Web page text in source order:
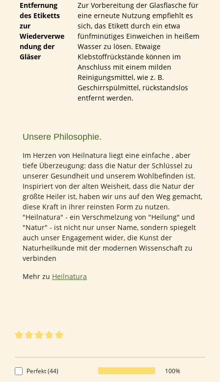
Entfernung
des Etiketts
zur
Wiederverwe
ndung der
Gläser
Zur Vorbereitung der Glasflasche für
eine erneute Nutzung empfiehlt es
sich, das Etikett durch ein etwa
fünfminütiges Einweichen in heißem
Wasser zu lösen. Etwaige
Klebstoffrückstände können im
Anschluss mit einem milden
Reinigungsmittel, wie z. B.
Geschirrspülmittel, rückstandslos
entfernt werden.
Unsere Philosophie.
Im Herzen von Heilnatura liegt eine einfache , aber
tiefe Überzeugung: dass die Natur der Schlüssel zu
unserer Gesundheit und unserem Wohlbefinden ist.
Inspiriert von der alten Weisheit, dass die Natur der
größte Heiler ist, haben wir uns auf den Weg gemacht,
diese Kraft in ihrer reinsten Form zu nutzen.
"Heilnatura" - ein Verschmelzung von "Heilung" und
"Natur" - ist nicht nur unser Name, sondern spiegelt
auch unser Engagement wider, die Kunst der
Naturheilkunde mit der modernen Wissenschaft zu
verbinden
Mehr zu Heilnatura
Perfekt (44) 100%